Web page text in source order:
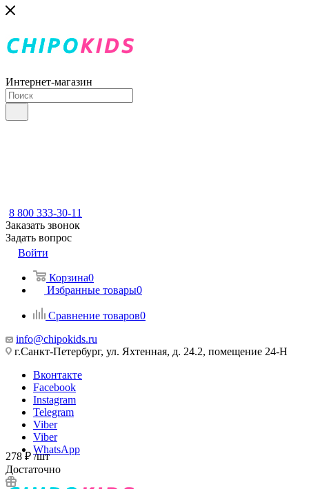
Интернет-магазин
8 800 333-30-11
Заказать звонок
Задать вопрос
Войти
Корзина0
Избранные товары0
Сравнение товаров0
info@chipokids.ru
г.Санкт-Петербург, ул. Яхтенная, д. 24.2, помещение 24-Н
Вконтакте
Facebook
Instagram
Telegram
Viber
Viber
WhatsApp
278 ₽ /шт
Достаточно